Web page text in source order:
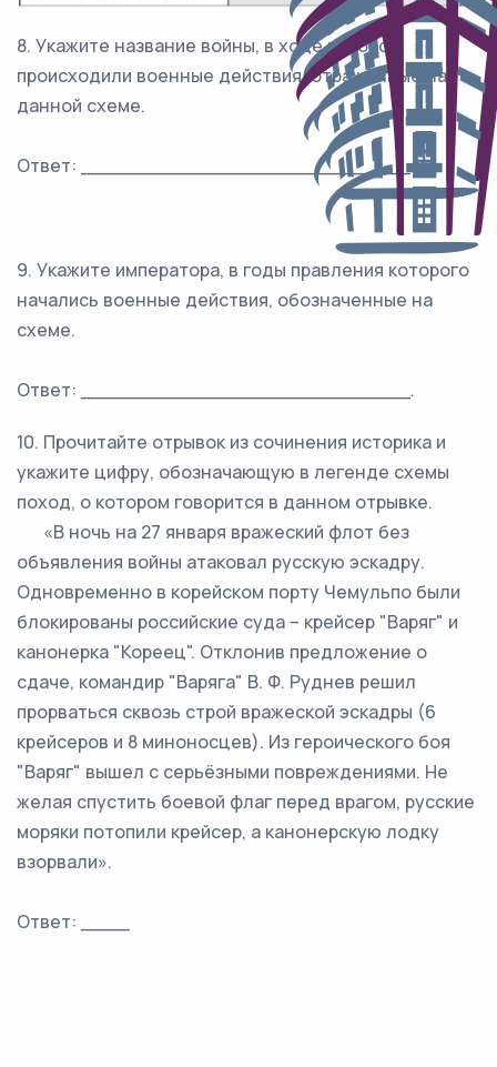
8. Укажите название войны, в ходе которой
происходили военные действия, отражённые на
данной схеме.
Ответ: ___________________________.
9. Укажите императора, в годы правления которого
начались военные действия, обозначенные на
схеме.
Ответ: ___________________________.
10. Прочитайте отрывок из сочинения историка и
укажите цифру, обозначающую в легенде схемы
поход, о котором говорится в данном отрывке.
«В ночь на 27 января вражеский флот без
объявления войны атаковал русскую эскадру.
Одновременно в корейском порту Чемульпо были
блокированы российские суда – крейсер "Варяг" и
канонерка "Кореец". Отклонив предложение о
сдаче, командир "Варяга" В. Ф. Руднев решил
прорваться сквозь строй вражеской эскадры (6
крейсеров и 8 миноносцев). Из героического боя
"Варяг" вышел с серьёзными повреждениями. Не
желая спустить боевой флаг перед врагом, русские
моряки потопили крейсер, а канонерскую лодку
взорвали».
Ответ: ____